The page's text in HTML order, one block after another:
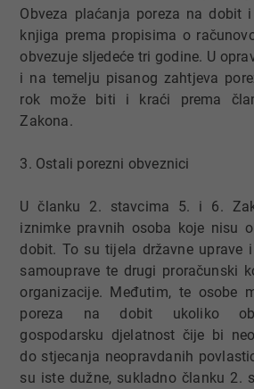
Obveza plaćanja poreza na dobit
knjiga prema propisima o
obvezuje sljedeće tri godine. U
i na temelju pisanog zahtjeva
rok može biti i kraći prema
Zakona.
3. Ostali porezni obveznici
U članku 2. stavcima 5. i 6.
iznimke pravnih osoba koje nisu
dobit. To su tijela državne uprave
samouprave te drugi proračunski
organizacije. Međutim, te osobe
poreza na dobit ukoliko
gospodarsku djelatnost čije bi
do stjecanja neopravdanih
su iste dužne, sukladno članku 2.